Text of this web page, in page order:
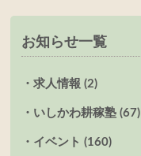
お知らせ一覧
求人情報 (2)
いしかわ耕稼塾 (67)
イベント (160)